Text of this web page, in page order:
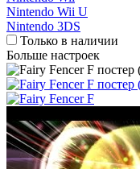
Nintendo Wii U
Nintendo 3DS
Только в наличии
Больше настроек